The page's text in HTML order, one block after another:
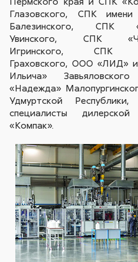
Глазовского, СПК имени
Балезинского, СПК
Увинского, СПК
Игринского, СПК
Граховского, ООО «ЛИД»
Ильича»
«Надежда»
Удмуртской
специалисты дилерской
«Компак».